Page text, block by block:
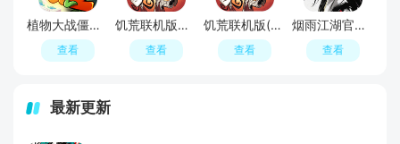
植物大战僵尸2官服最新版
查看
饥荒联机版内置MOD菜单
查看
饥荒联机版(Don't Starve Together)
查看
烟雨江湖官方正版
查看
最新更新